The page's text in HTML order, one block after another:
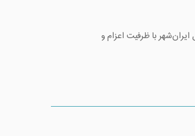
با ظرفیت اعزام و